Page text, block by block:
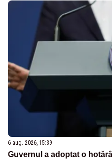
6 aug. 2026, 15:39
Guvernul a adoptat o